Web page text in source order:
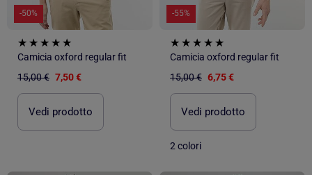
-50%
Camicia oxford regular fit
15,00 € 7,50 €
Vedi prodotto
-55%
Camicia oxford regular fit
15,00 € 6,75 €
Vedi prodotto
2 colori